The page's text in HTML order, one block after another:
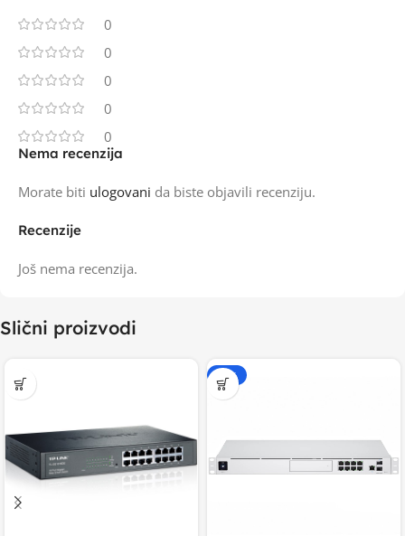
0
0
0
0
0
Recenzije
Još nema recenzija.
Nema recenzija
Morate biti ulogovani da biste objavili recenziju.
Slični proizvodi
-15%